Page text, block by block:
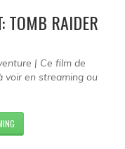
TOMB RAIDER
| Ce film de
voir en streaming ou